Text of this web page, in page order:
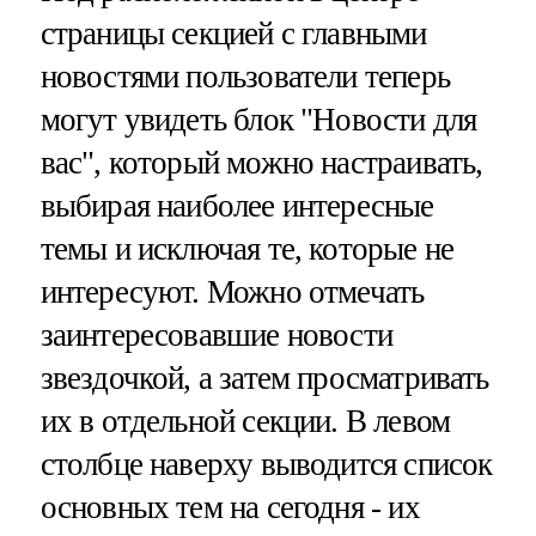
страницы секцией с главными
новостями пользователи теперь
могут увидеть блок "Новости для
вас", который можно настраивать,
выбирая наиболее интересные
темы и исключая те, которые не
интересуют. Можно отмечать
заинтересовавшие новости
звездочкой, а затем просматривать
их в отдельной секции. В левом
столбце наверху выводится список
основных тем на сегодня - их